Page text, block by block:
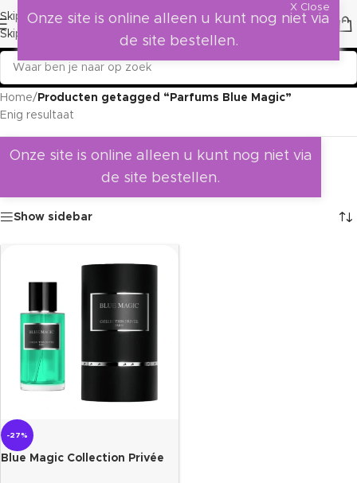
Skip to navigation
Skip to main content
Home/ Producten getagged “Parfums Blue Magic”
Enig resultaat
Onze site is online alleen u kunt nog niet via
de site bestellen.
Show sidebar
-27%
Blue Magic Collection Privée
X Close
Onze site is online alleen u kunt nog niet via
de site bestellen.